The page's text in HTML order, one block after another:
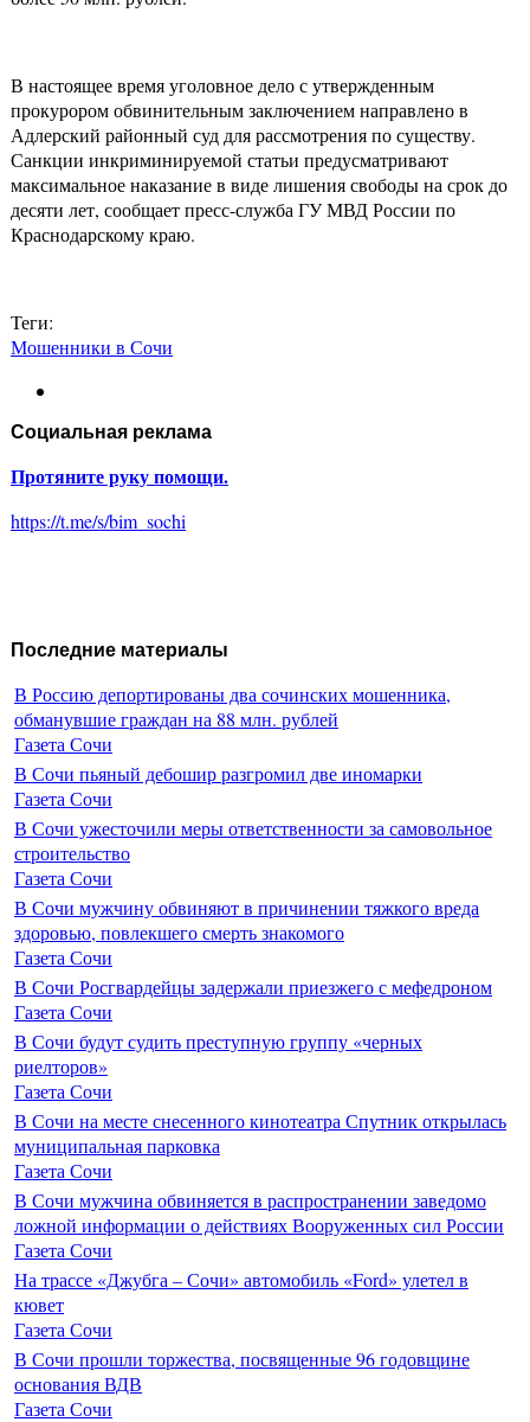
В настоящее время уголовное дело с утвержденным
прокурором обвинительным заключением направлено в
Адлерский районный суд для рассмотрения по существу.
Санкции инкриминируемой статьи предусматривают
максимальное наказание в виде лишения свободы на срок до
десяти лет, сообщает пресс-служба ГУ МВД России по
Краснодарскому краю.
Теги:
Мошенники в Сочи
Социальная реклама
Протяните руку помощи.
https://t.me/s/bim_sochi
Последние материалы
В Россию депортированы два сочинских мошенника,
обманувшие граждан на 88 млн. рублей
Газета Сочи
В Сочи пьяный дебошир разгромил две иномарки
Газета Сочи
В Сочи ужесточили меры ответственности за самовольное
строительство
Газета Сочи
В Сочи мужчину обвиняют в причинении тяжкого вреда
здоровью, повлекшего смерть знакомого
Газета Сочи
В Сочи Росгвардейцы задержали приезжего с мефедроном
Газета Сочи
В Сочи будут судить преступную группу «черных
риелторов»
Газета Сочи
В Сочи на месте снесенного кинотеатра Спутник открылась
муниципальная парковка
Газета Сочи
В Сочи мужчина обвиняется в распространении заведомо
ложной информации о действиях Вооруженных сил России
Газета Сочи
На трассе «Джубга – Сочи» автомобиль «Ford» улетел в
кювет
Газета Сочи
В Сочи прошли торжества, посвященные 96 годовщине
основания ВДВ
Газета Сочи